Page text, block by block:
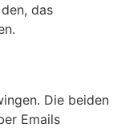
das
Die beiden
Emails